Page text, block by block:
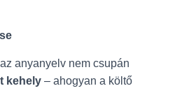
anyanyelv nem csupán
kehely – ahogyan a költő